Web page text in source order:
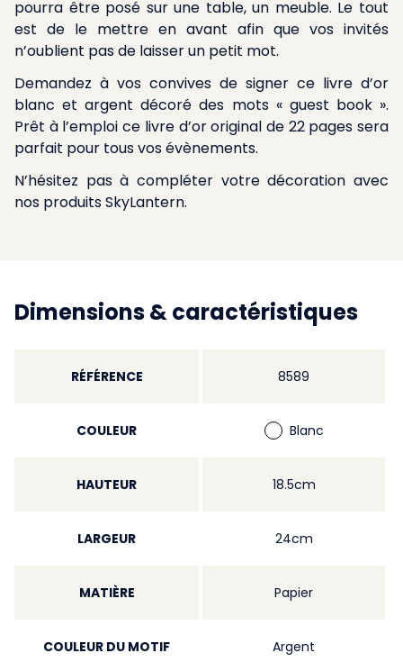
pourra être posé sur une table, un meuble. Le tout
est de le mettre en avant afin que vos invités
n’oublient pas de laisser un petit mot.
Demandez à vos convives de signer ce livre d’or
blanc et argent décoré des mots « guest book ».
Prêt à l’emploi ce livre d’or original de 22 pages sera
parfait pour tous vos évènements.
N’hésitez pas à compléter votre décoration avec
nos produits SkyLantern.
Dimensions & caractéristiques
RÉFÉRENCE 8589
COULEUR Blanc
HAUTEUR 18.5cm
LARGEUR 24cm
MATIÈRE Papier
COULEUR DU MOTIF Argent